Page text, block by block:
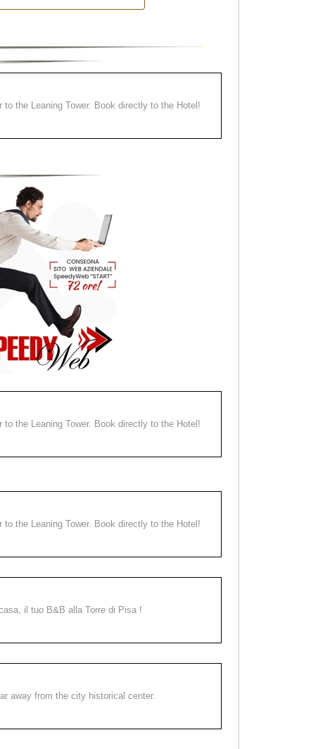
the Leaning Tower. Book directly to the Hotel!
the Leaning Tower. Book directly to the Hotel!
the Leaning Tower. Book directly to the Hotel!
il tuo B&B alla Torre di Pisa !
away from the city historical center.